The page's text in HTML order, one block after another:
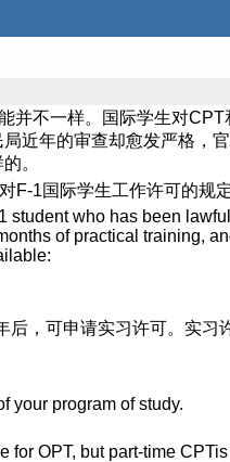
并不一样。国际学生对
近年的审查却愈发严格
。
F-1国际学生工作许可的规定
who has been
of practical training,
，可申请实习许可。实
your program of study.
OPT, but part-time